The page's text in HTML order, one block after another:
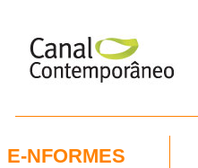
E-NFORMES